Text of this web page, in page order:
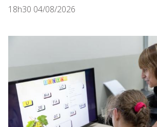
18h30 04/08/2026